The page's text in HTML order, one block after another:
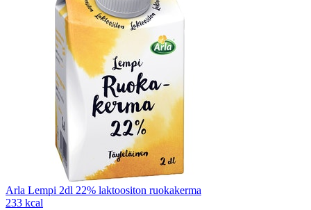
Arla Lempi 2dl 22% laktoositon ruokakerma
233 kcal